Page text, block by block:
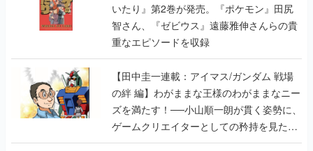
いたり』第2巻が発売。『ポケモン』田尻
智さん、『ゼビウス』遠藤雅伸さんらの貴
重なエピソードを収録
【田中圭一連載：アイマス/ガンダム 戦場
の絆 編】わがままな王様のわがままなニー
ズを満たす！──小山順一朗が貫く姿勢に、
ゲームクリエイターとしての矜持を見た
【若ゲのいたり最終回】